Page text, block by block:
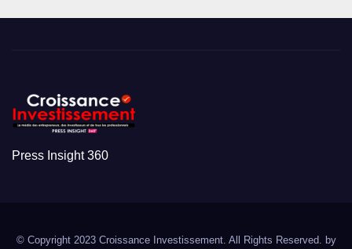
Press Insight 360
© Copyright 2023 Croissance Investissement. All Rights Reserved. by